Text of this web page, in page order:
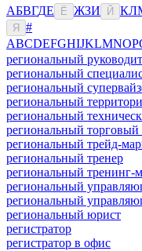
АБВГДЕ Ё ЖЗИ Й КЛ
Я
#
ABCDEFGHIJKLMNOP
региональный
региональный
региональный
региональный
региональный
региональный торговый
региональный трейд-
региональный тренер
региональный тренинг-
региональный
региональный
региональный юрист
регистратор
регистратор в офис